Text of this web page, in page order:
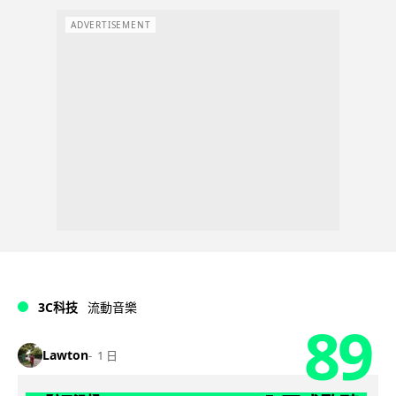
ADVERTISEMENT
3C科技 流動音樂
Lawton 1 日 89